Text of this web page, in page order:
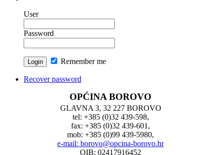
User
Password
Remember me
Recover password
OPĆINA BOROVO
GLAVNA 3, 32 227 BOROVO
tel: +385 (0)32 439-598,
fax: +385 (0)32 439-601,
mob: +385 (0)99 439-5980,
e-mail: borovo@opcina-borovo.hr
OIB: 02417916452